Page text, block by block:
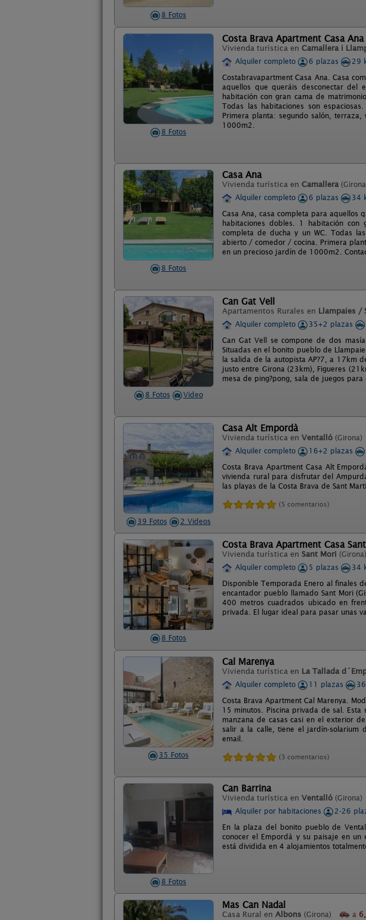
8 Fotos
8 Fotos
Costa Brava Apartment Casa Ana
Vivienda turística en Camallera i
Alquiler completo
6 plazas 29
Costabravapartment Casa Ana. Casa
aquellos que queráis desconectar del
habitación con gran cama de
Todas las habitaciones son
Primera planta: segundo salón,
1000m2.
8 Fotos
Casa Ana
Vivienda turística en Camallera
Alquiler completo
6 plazas 34
Casa Ana, casa completa para aquellos
habitaciones dobles. 1 habitación
completa de ducha y un WC. Todas
abierto / comedor / cocina. Primera
en un precioso jardín de 1000m2.
8 Fotos Video
Can Gat Vell
Apartamentos Rurales en Llampaies /
Alquiler completo
35+2 plazas
Can Gat Vell se compone de dos
Situadas en el bonito pueblo de
la salida de la autopista AP?7, a 17km
justo entre Girona (23km), Figueres
mesa de ping?pong, sala de juegos
39 Fotos 2 Videos
Casa Alt Empordà
Vivienda turística en Ventalló (Girona)
Alquiler completo
16+2 plazas
Costa Brava Apartment Casa Alt
vivienda rural para disfrutar del
las playas de la Costa Brava de Sant
(5 comentarios)
8 Fotos
Costa Brava Apartment Casa
Vivienda turística en Sant Mori (Girona)
Alquiler completo
5 plazas
34
Disponible Temporada Enero al finales
encantador pueblo llamado Sant Mori
400 metros cuadrados ubicado en
privada. El lugar ideal para pasar unas
35 Fotos
Cal Marenya
Vivienda turística en La Tallada
Alquiler completo
11 plazas
Costa Brava Apartment Cal Marenya.
15 minutos. Piscina privada de sal.
manzana de casas casi en el exterior
salir a la calle, tiene el jardín-solarium
email.
(3 comentarios)
8 Fotos
Can Barrina
Vivienda turística en Ventalló (Girona)
Alquiler por habitaciones
2-26
En la plaza del bonito pueblo de
conocer el Empordà y su paisaje en un
está dividida en 4 alojamientos
Mas Can Nadal
Casa Rural en Albons (Girona) a